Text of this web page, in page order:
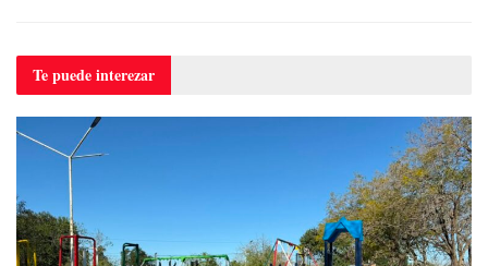
Te puedeinterezar